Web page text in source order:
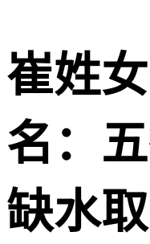
崔姓
名：
缺水